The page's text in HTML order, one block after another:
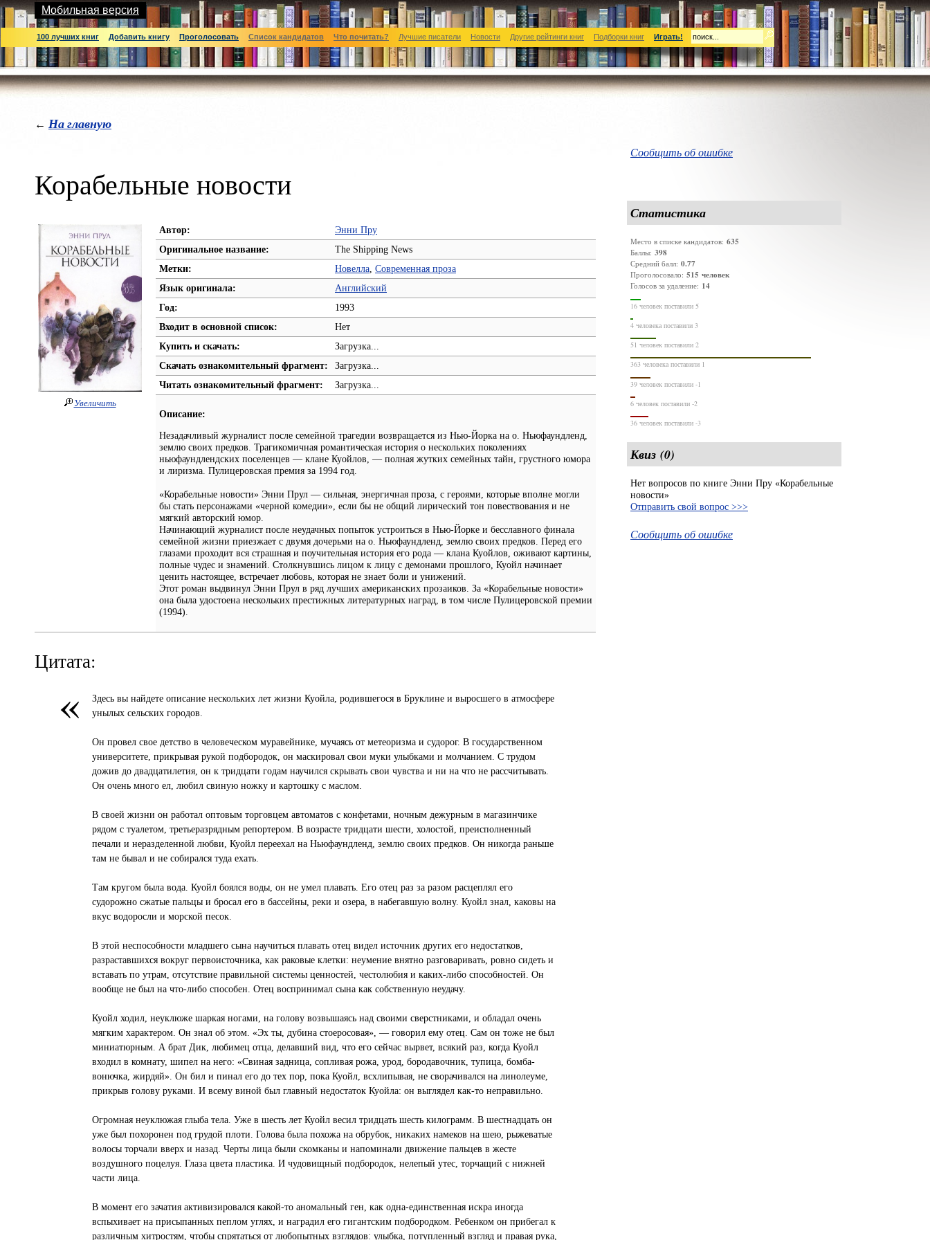
Мобильная версия
100 лучших книг Добавить книгу Проголосовать Список кандидатов Что почитать? Лучшие писатели Новости Другие рейтинги книг Подборки книг Играть!
← На главную
Корабельные новости
Увеличить
Автор:
Энни Пру
Оригинальное название:
The Shipping News
Метки:
Новелла Современная проза
Язык оригинала:
Английский
Год:
1993
Входит в основной список:
Нет
Купить и скачать:
Загрузка...
Скачать ознакомительный фрагмент:
Загрузка...
Читать ознакомительный фрагмент:
Загрузка...
Описание:
Незадачливый журналист после семейной трагедии возвращается из Нью-Йорка на о. Ньюфаундленд,
землю своих предков. Трагикомичная романтическая история о нескольких поколениях
ньюфаундлендских поселенцев — клане Куойлов, — полная жутких семейных тайн, грустного юмора
и лиризма. Пулицеровская премия за 1994 год.
«Корабельные новости» Энни Прул — сильная, энергичная проза, с героями, которые вполне могли
бы стать персонажами «черной комедии», если бы не общий лирический тон повествования и не
мягкий авторский юмор.
Начинающий журналист после неудачных попыток устроиться в Нью-Йорке и бесславного финала
семейной жизни приезжает с двумя дочерьми на о. Ньюфаундленд, землю своих предков. Перед его
глазами проходит вся страшная и поучительная история его рода — клана Куойлов, оживают картины,
полные чудес и знамений. Столкнувшись лицом к лицу с демонами прошлого, Куойл начинает
ценить настоящее, встречает любовь, которая не знает боли и унижений.
Этот роман выдвинул Энни Прул в ряд лучших американских прозаиков. За «Корабельные новости»
она была удостоена нескольких престижных литературных наград, в том числе Пулицеровской премии
(1994).
Цитата:
«
Здесь вы найдете описание нескольких лет жизни Куойла, родившегося в Бруклине и выросшего в атмосфере
унылых сельских городов.
Он провел свое детство в человеческом муравейнике, мучаясь от метеоризма и судорог. В государственном
университете, прикрывая рукой подбородок, он маскировал свои муки улыбками и молчанием. С трудом
дожив до двадцатилетия, он к тридцати годам научился скрывать свои чувства и ни на что не рассчитывать.
Он очень много ел, любил свиную ножку и картошку с маслом.
В своей жизни он работал оптовым торговцем автоматов с конфетами, ночным дежурным в магазинчике
рядом с туалетом, третьеразрядным репортером. В возрасте тридцати шести, холостой, преисполненный
печали и неразделенной любви, Куойл переехал на Ньюфаундленд, землю своих предков. Он никогда раньше
там не бывал и не собирался туда ехать.
Там кругом была вода. Куойл боялся воды, он не умел плавать. Его отец раз за разом расцеплял его
судорожно сжатые пальцы и бросал его в бассейны, реки и озера, в набегавшую волну. Куойл знал, каковы на
вкус водоросли и морской песок.
В этой неспособности младшего сына научиться плавать отец видел источник других его недостатков,
разраставшихся вокруг первоисточника, как раковые клетки: неумение внятно разговаривать, ровно сидеть и
вставать по утрам, отсутствие правильной системы ценностей, честолюбия и каких-либо способностей. Он
вообще не был на что-либо способен. Отец воспринимал сына как собственную неудачу.
Куойл ходил, неуклюже шаркая ногами, на голову возвышаясь над своими сверстниками, и обладал очень
мягким характером. Он знал об этом. «Эх ты, дубина стоеросовая», — говорил ему отец. Сам он тоже не был
миниатюрным. А брат Дик, любимец отца, делавший вид, что его сейчас вырвет, всякий раз, когда Куойл
входил в комнату, шипел на него: «Свиная задница, сопливая рожа, урод, бородавочник, тупица, бомба-
вонючка, жирдяй». Он бил и пинал его до тех пор, пока Куойл, всхлипывая, не сворачивался на линолеуме,
прикрыв голову руками. И всему виной был главный недостаток Куойла: он выглядел как-то неправильно.
Огромная неуклюжая глыба тела. Уже в шесть лет Куойл весил тридцать шесть килограмм. В шестнадцать он
уже был похоронен под грудой плоти. Голова была похожа на обрубок, никаких намеков на шею, рыжеватые
волосы торчали вверх и назад. Черты лица были скомканы и напоминали движение пальцев в жесте
воздушного поцелуя. Глаза цвета пластика. И чудовищный подбородок, нелепый утес, торчащий с нижней
части лица.
В момент его зачатия активизировался какой-то аномальный ген, как одна-единственная искра иногда
вспыхивает на присыпанных пеплом углях, и наградил его гигантским подбородком. Ребенком он прибегал к
различным хитростям, чтобы спрятаться от любопытных взглядов: улыбка, потупленный взгляд и правая рука,
Сообщить об ошибке
Статистика
Место в списке кандидатов: 635
Баллы: 398
Средний балл: 0.77
Проголосовало: 515 человек
Голосов за удаление: 14
16 человек поставили 5
4 человека поставили 3
51 человек поставили 2
363 человека поставили 1
39 человек поставили -1
6 человек поставили -2
36 человек поставили -3
Квиз (0)
Нет вопросов по книге Энни Пру «Корабельные
новости»
Отправить свой вопрос >>>
Сообщить об ошибке